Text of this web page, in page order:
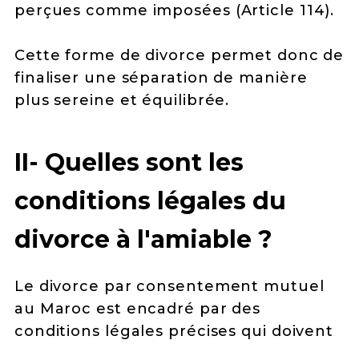
perçues comme imposées (Article 114).
Cette forme de divorce permet donc de
finaliser une séparation de manière
plus sereine et équilibrée.
II- Quelles sont les
conditions légales du
divorce à l'amiable ?
Le divorce par consentement mutuel
au Maroc est encadré par des
conditions légales précises qui doivent